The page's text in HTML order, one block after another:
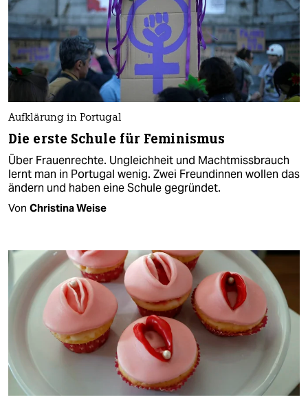
Aufklärung in Portugal
Die erste Schule für Feminismus
Über Frauenrechte. Ungleichheit und Machtmissbrauch
lernt man in Portugal wenig. Zwei Freundinnen wollen das
ändern und haben eine Schule gegründet.
Von Christina Weise